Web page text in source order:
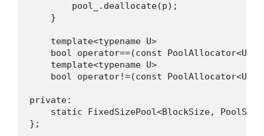
        pool_.deallocate(p);
    }
    template<typename U>
bool operator==(const PoolAllocator<U,
    template<typename U>
bool operator!=(const PoolAllocator<U,
private:
static FixedSizePool<BlockSize,
};